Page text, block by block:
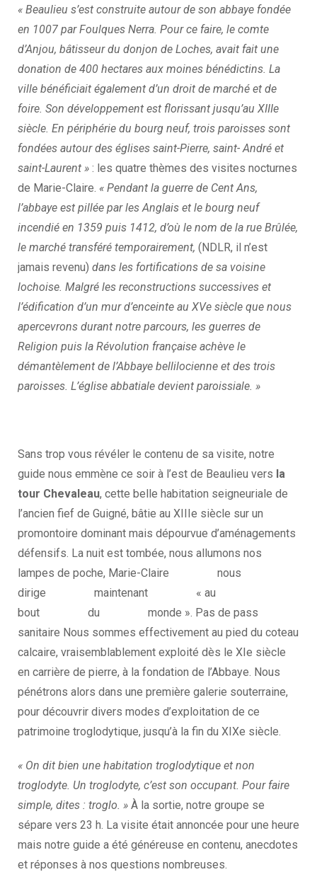
« Beaulieu s’est construite autour de son abbaye fondée
en 1007 par Foulques Nerra. Pour ce faire, le comte
d’Anjou, bâtisseur du donjon de Loches, avait fait une
donation de 400 hectares aux moines bénédictins. La
ville bénéficiait également d’un droit de marché et de
foire. Son développement est florissant jusqu’au XIIIe
siècle. En périphérie du bourg neuf, trois paroisses sont
fondées autour des églises saint-Pierre, saint- André et
saint-Laurent » : les quatre thèmes des visites nocturnes
de Marie-Claire. « Pendant la guerre de Cent Ans,
l’abbaye est pillée par les Anglais et le bourg neuf
incendié en 1359 puis 1412, d’où le nom de la rue Brûlée,
le marché transféré temporairement, (NDLR, il n’est
jamais revenu) dans les fortifications de sa voisine
lochoise. Malgré les reconstructions successives et
l’édification d’un mur d’enceinte au XVe siècle que nous
apercevrons durant notre parcours, les guerres de
Religion puis la Révolution française achève le
démantèlement de l’Abbaye bellilocienne et des trois
paroisses. L’église abbatiale devient paroissiale. »
Sans trop vous révéler le contenu de sa visite, notre
guide nous emmène ce soir à l’est de Beaulieu vers la
tour Chevaleau, cette belle habitation seigneuriale de
l’ancien fief de Guigné, bâtie au XIIIe siècle sur un
promontoire dominant mais dépourvue d’aménagements
défensifs. La nuit est tombée, nous allumons nos
lampes de poche, Marie-Claire nous
dirige maintenant « au
bout du monde ». Pas de pass
sanitaire Nous sommes effectivement au pied du coteau
calcaire, vraisemblablement exploité dès le XIe siècle
en carrière de pierre, à la fondation de l’Abbaye. Nous
pénétrons alors dans une première galerie souterraine,
pour découvrir divers modes d’exploitation de ce
patrimoine troglodytique, jusqu’à la fin du XIXe siècle.
« On dit bien une habitation troglodytique et non
troglodyte. Un troglodyte, c’est son occupant. Pour faire
simple, dites : troglo. » À la sortie, notre groupe se
sépare vers 23 h. La visite était annoncée pour une heure
mais notre guide a été généreuse en contenu, anecdotes
et réponses à nos questions nombreuses.